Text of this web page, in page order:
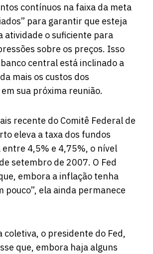
contínuos na faixa da meta
para garantir que esteja
atividade o suficiente para
sobre os preços. Isso
central está inclinado a
mais os custos dos
sua próxima reunião.
recente do Comitê Federal de
eleva a taxa dos fundos
4,5% e 4,75%, o nível
setembro de 2007. O Fed
embora a inflação tenha
pouco”, ela ainda permanece
coletiva, o presidente do Fed,
que, embora haja alguns